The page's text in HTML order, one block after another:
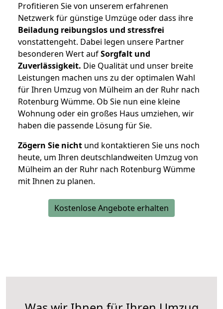
Profitieren Sie von unserem erfahrenen
Netzwerk für günstige Umzüge oder dass ihre
Beiladung reibungslos und stressfrei
vonstattengeht. Dabei legen unsere Partner
besonderen Wert aufSorgfalt und
Zuverlässigkeit. Die Qualität und unser breite
Leistungen machen uns zu der optimalen Wahl
für Ihren Umzug von Mülheim an der Ruhr nach
Rotenburg Wümme. Ob Sie nun eine kleine
Wohnung oder ein großes Haus umziehen, wir
haben die passende Lösung für Sie.
Zögern Sie nicht und kontaktieren Sie uns noch
heute, um Ihren deutschlandweiten Umzug von
Mülheim an der Ruhr nach Rotenburg Wümme
mit Ihnen zu planen.
Kostenlose Angebote erhalten